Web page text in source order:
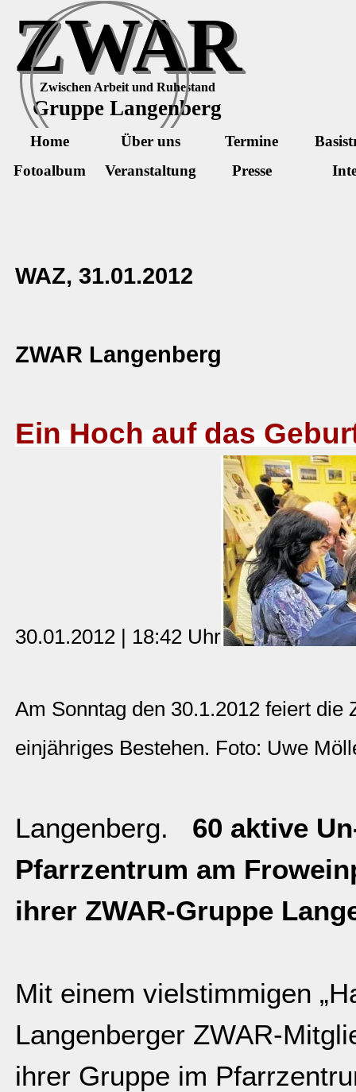
Direkt zum Seiteninhalt
ZWAR
Zwischen Arbeit und Ruhestand
Gruppe Langenberg
Home Über uns Termine
Fotoalbum
Veranstaltung Presse
WAZ, 31.01.2012
ZWAR Langenberg
Ein Hoch auf das
30.01.2012 | 18:42 Uhr
Am Sonntag den 30.1.2012 feiert
einjähriges Bestehen. Foto: Uwe
Langenberg. 60 aktive
Pfarrzentrum am
ihrer ZWAR-Gruppe
Mit einem vielstimmigen
Langenberger ZWAR-
ihrer Gruppe im